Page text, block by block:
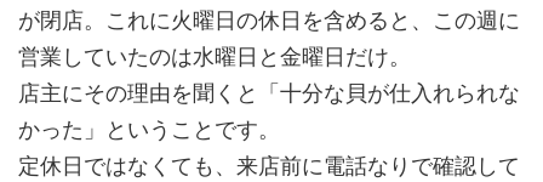
が閉店。これに火曜日の休日を含めると、この週に
営業していたのは水曜日と金曜日だけ。
店主にその理由を聞くと「十分な貝が仕入れられな
かった」ということです。
定休日ではなくても、来店前に電話なりで確認して